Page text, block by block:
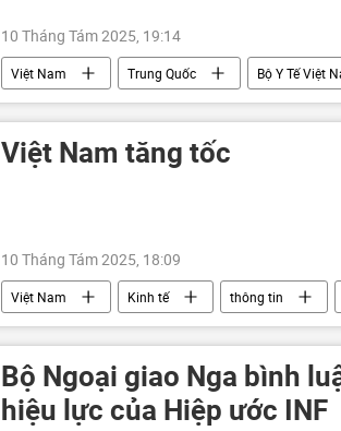
10 Tháng Tám 2025, 19:14
Việt Nam Trung Quốc Bộ Y Tế Việt
Châu Âu
châu Phi
Việt Nam tăng tốc
10 Tháng Tám 2025, 18:09
Việt Nam Kinh tế thông tin
sản xuất
Bộ Ngoại giao Nga bình
hiệu lực của Hiệp ước INF